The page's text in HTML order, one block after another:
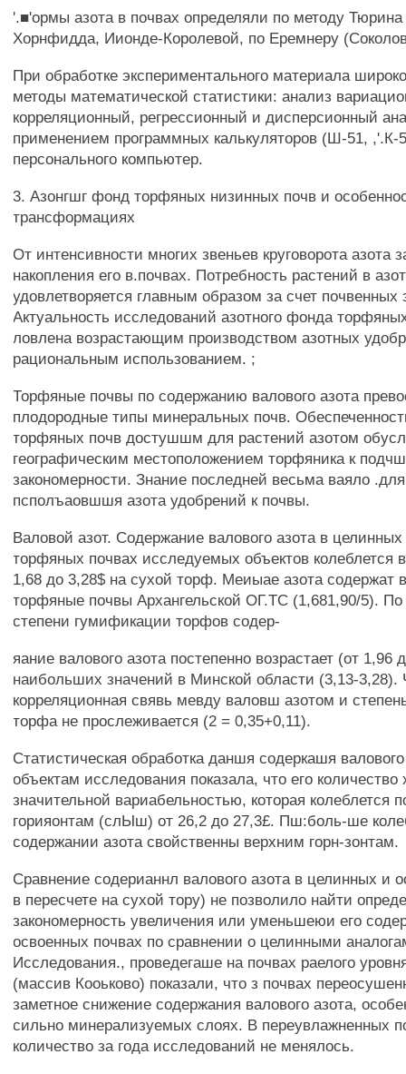
'.■'ормы азота в почвах определяли по методу
Хорнфидда, Иионде-Королевой, по Еремнеру
При обработке экспериментального материала
методы математической статистики: анализ
корреляционный, регрессионный и дисперсионный
применением программных калькуляторов (Ш-51, ,'.К-
персонального компьютер.
3. Азонгшг фонд торфяных низинных почв и
трансформациях
От интенсивности многих звеньев круговорота азота
накопления его в.почвах. Потребность растений в
удовлетворяется главным образом за счет почвенных
Актуальность исследований азотного фонда
ловлена возрастающим производством азотных
рациональным использованием. ;
Торфяные почвы по содержанию валового азота
плодородные типы минеральных почв.
торфяных почв достушшм для растений азотом
географическим местоположением торфяника к
закономерности. Знание последней весьма ваяло
псполъаовшшя азота удобрений к почвы.
Валовой азот. Содержание валового азота в
торфяных почвах исследуемых объектов колеблется
1,68 до 3,28$ на сухой торф. Меиыае азота содержат
торфяные почвы Архангельской ОГ.ТС (1,681,90/5).
степени гумификации торфов содер-
яание валового азота постепенно возрастает (от 1,96
наибольших значений в Минской области (3,13-3,28).
корреляционная свявь мевду валовш азотом и
торфа не прослеживается (2 = 0,35+0,11).
Статистическая обработка даншя содеркашя
объектам исследования показала, что его количество
значительной вариабельностью, которая колеблется
горияонтам (слЫш) от 26,2 до 27,3£. Пш:боль-ше
содержании азота свойственны верхним горн-зонтам.
Сравнение содерианнл валового азота в целинных и
в пересчете на сухой тору) не позволило найти
закономерность увеличения или уменьшеюи его
освоенных почвах по сравнении о целинными
Исследования., проведегаше на почвах раелого
(массив Кооьково) показали, что з почвах
заметное снижение содержания валового азота,
сильно минерализуемых слоях. В переувлажненных
количество за года исследований не менялось.